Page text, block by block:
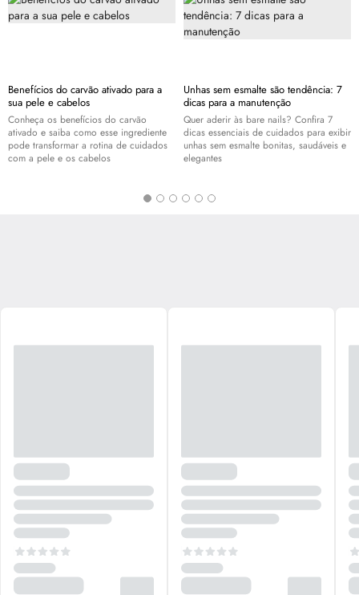
Benefícios do carvão ativado para a
sua pele e cabelos
Conheça os benefícios do carvão
ativado e saiba como esse ingrediente
pode transformar a rotina de cuidados
com a pele e os cabelos
Unhas sem esmalte são tendência: 7
dicas para a manutenção
Quer aderir às bare nails? Confira 7
dicas essenciais de cuidados para exibir
unhas sem esmalte bonitas, saudáveis e
elegantes